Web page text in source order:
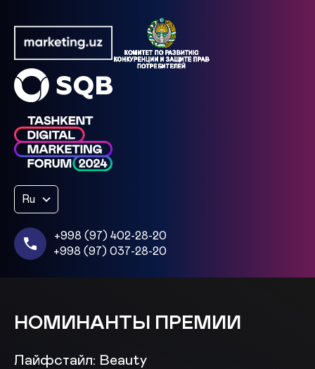
Ru
+998 (97) 402-28-20
+998 (97) 037-28-20
НОМИНАНТЫ ПРЕМИИ
Лайфстайл: Beauty